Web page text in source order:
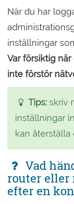
När du har
inställningar
Var försiktig
inte förstör
Tips: skriv
inställningar
kan
Vad
router eller
efter en